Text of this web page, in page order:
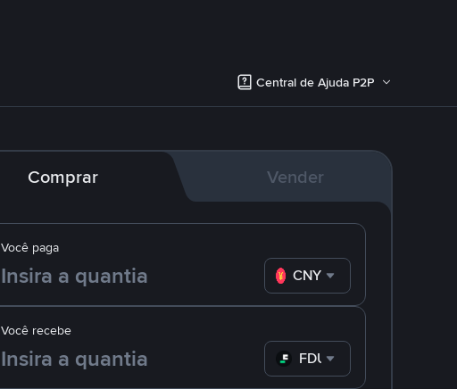
Central de Ajuda P2P
Comprar Vender
Você paga
CNY
Você recebe
FDUSD